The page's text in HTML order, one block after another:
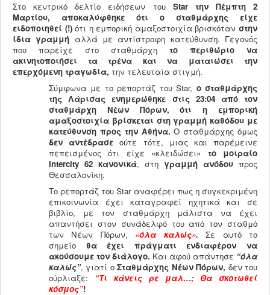
Στο κεντρικό δελτίο ειδήσεων του Starτην Πέμπτη 2
Μαρτίου, αποκαλύφθηκε ότι ο σταθμάρχης είχε
ειδοποιηθεί (!)ότι η εμπορική αμαξοστοιχία βρισκότανστην
ίδια γραμμή αλλά με αντίστροφη κατεύθυνση. Γεγονός
που παρείχε στο σταθμάρχη το περιθώριο να
ακινητοποιήσει τα τρένα και να ματαιώσει την
επερχόμενη τραγωδία, την τελευταία στιγμή.
Σύμφωνα με το ρεπορτάζ του Star, ο σταθμάρχης
της Λάρισας ενημερώθηκε στις 23:04 από τον
σταθμάρχη Νέων Πόρων, ότι η εμπορική
αμαξοστοιχία βρίσκεται στη γραμμή καθόδου με
κατεύθυνση προς την Αθήνα.Ο σταθμάρχης όμως
δεν αντέδρασε ούτε τότε, μιας και παρέμεινε
πεπεισμένος ότι είχε «κλειδώσει» το μοιραίο
Intercity 62 κανονικά, στη γραμμή ανόδου προς
Θεσσαλονίκη.
Το ρεπορτάζ του Star αναφέρει πως η συγκεκριμένη
επικοινωνία έχει καταγραφεί ηχητικά και σε
βιβλίο, με τον σταθμάρχη μάλιστα να έχει
απαντήσει στον συνάδελφό του από τον σταθμό
των Νέων Πόρων, «όλα καλώς». Σε αυτό το
σημείο
θα έχει πράγματι ενδιαφέρον να
ακούσουμε τον διάλογο. Και αφού απάντησε “όλα
καλώς”, γιατί οΣταθμάρχης Νέων Πόρων, δεν του
ούρλιαξε: “Τι κάνεις ρε μαλ…; Θα σκοτωθεί
κόσμος”!